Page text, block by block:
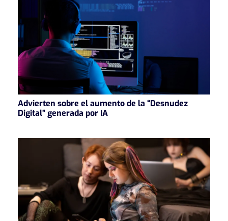
Advierten sobre el aumento de la “Desnudez
Digital” generada por IA